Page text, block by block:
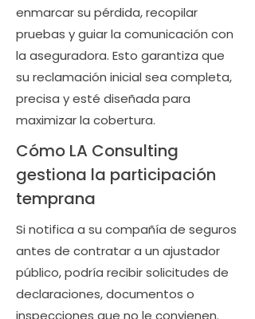
enmarcar su pérdida, recopilar
pruebas y guiar la comunicación con
la aseguradora. Esto garantiza que
su reclamación inicial sea completa,
precisa y esté diseñada para
maximizar la cobertura.
Cómo LA Consulting
gestiona la participación
temprana
Si notifica a su compañía de seguros
antes de contratar a un ajustador
público, podría recibir solicitudes de
declaraciones, documentos o
inspecciones que no le convienen.